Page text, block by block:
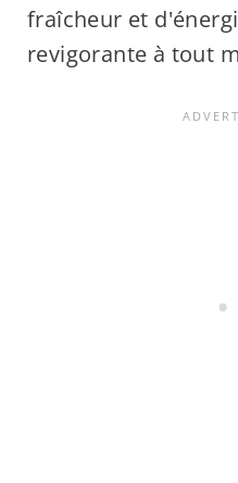
fraîcheur et
revigorante à tout